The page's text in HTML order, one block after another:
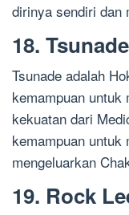
dirinya sendiri dan
18. Tsunade
Tsunade adalah
kemampuan untuk
kekuatan dari
kemampuan untuk
mengeluarkan
19. Rock